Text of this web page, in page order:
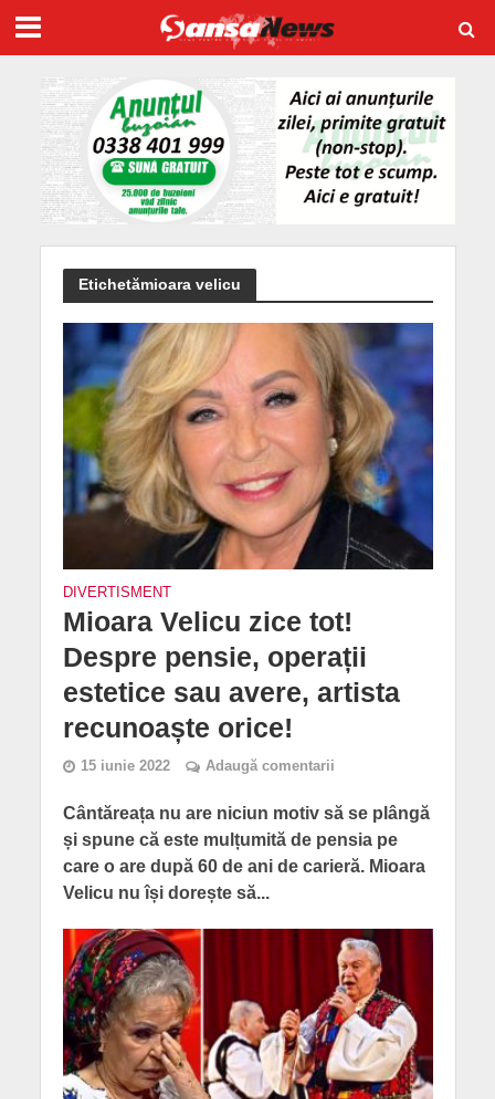
Etichetămioara velicu
DIVERTISMENT
Mioara Velicu zice tot!
Despre pensie, operații
estetice sau avere, artista
recunoaște orice!
15 iunie 2022 Adaugă comentarii
Cântăreața nu are niciun motiv să se plângă
și spune că este mulțumită de pensia pe
care o are după 60 de ani de carieră. Mioara
Velicu nu își dorește să...